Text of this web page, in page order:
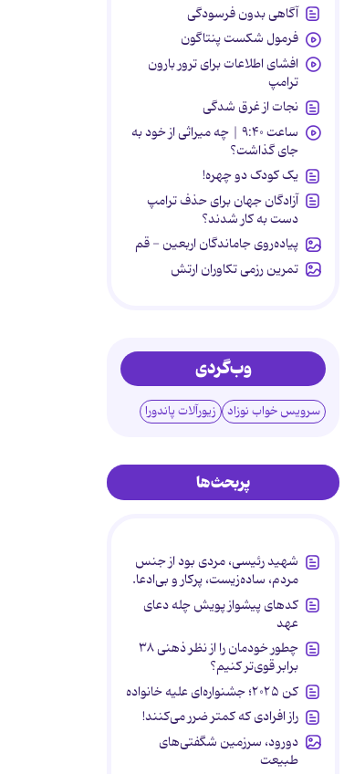
آگاهی بدون فرسودگی
فرمول شکست پنتاگون
افشای اطلاعات برای ترور بارون
ترامپ
نجات از غرق شدگی
ساعت ۹:۴۰ | چه میراثی از خود به
جای گذاشت؟
یک کودک دو چهره!
آزادگان جهان برای حذف ترامپ
دست به کار شدند؟
پیاده‌روی جاماندگان اربعین - قم
تمرین رزمی تکاوران ارتش
وب‌گردی
سرویس خواب نوزاد زیورآلات پاندورا
پربحث‌ها
شهید رئیسی، مردی بود از جنس
مردم، ساده‌زیست، پرکار و بی‌ادعا.
کدهای پیشواز پویش چله دعای
عهد
چطور خودمان را از نظر ذهنی ۳۸
برابر قوی‌تر کنیم؟
کن ۲۰۲۵؛ جشنواره‌ای علیه خانواده
راز افرادی که کمتر ضرر می‌کنند!
دورود، سرزمین شگفتی‌های
طبیعت